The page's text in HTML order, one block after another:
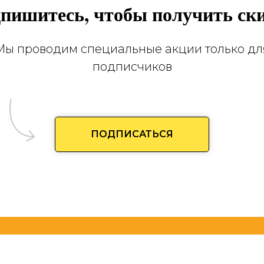
чтобы получить
проводим специальные акции только
подписчиков
ПОДПИСАТЬСЯ